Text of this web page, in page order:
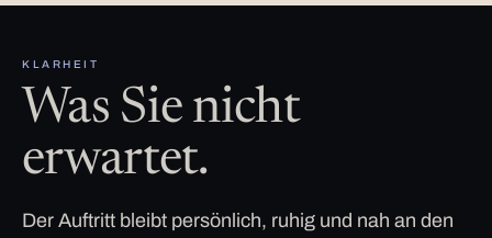
KLARHEIT
Was Sie nicht
erwartet.
Der Auftritt bleibt persönlich, ruhig und nah an den